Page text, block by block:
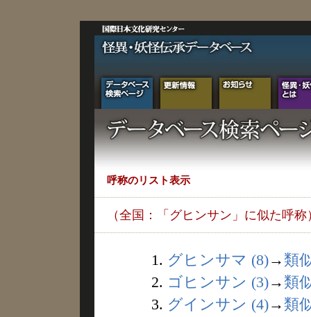
呼称のリスト表示
（全国：「グヒンサン」に似た呼称
1. グヒンサマ (8)→ 類
2. ゴヒンサン (3)→ 類
3. グインサン (4)→ 類